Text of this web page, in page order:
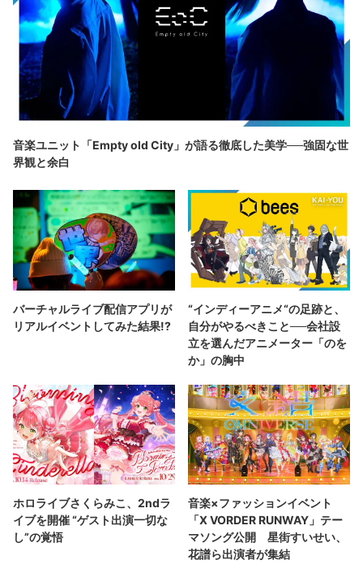
音楽ユニット「Empty old City」が語る徹底した美学──強固な世
界観と余白
バーチャルライブ配信アプリが
リアルイベントしてみた結果!?
“インディーアニメ“の足跡と、
自分がやるべきこと──会社設
立を選んだアニメーター「のを
か」の胸中
ホロライブさくらみこ、2ndラ
イブを開催 “ゲスト出演一切な
し”の覚悟
音楽×ファッションイベント
「X VORDER RUNWAY」テー
マソング公開 星街すいせい、
花譜ら出演者が集結